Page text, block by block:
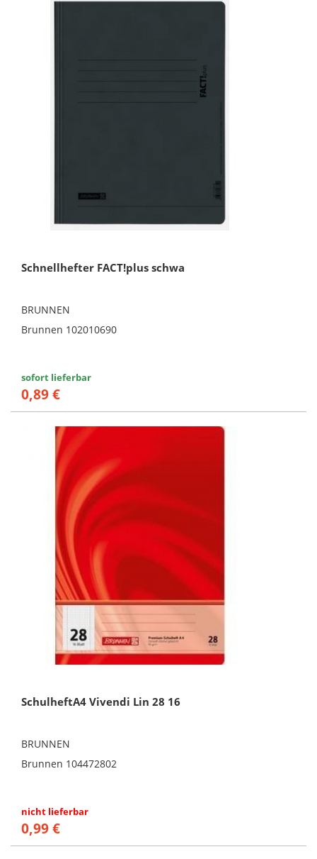
Schnellhefter FACT!plus schwa
BRUNNEN
Brunnen 102010690
sofort lieferbar
0,89 €
SchulheftA4 Vivendi Lin 28 16
BRUNNEN
Brunnen 104472802
nicht lieferbar
0,99 €